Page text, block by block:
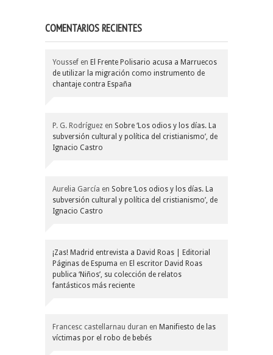
COMENTARIOS RECIENTES
Youssef en El Frente Polisario acusa a Marruecos
de utilizar la migración como instrumento de
chantaje contra España
P. G. Rodríguez en Sobre ‘Los odios y los días. La
subversión cultural y política del cristianismo’, de
Ignacio Castro
Aurelia García en Sobre ‘Los odios y los días. La
subversión cultural y política del cristianismo’, de
Ignacio Castro
¡Zas! Madrid entrevista a David Roas | Editorial
Páginas de Espuma en El escritor David Roas
publica ‘Niños’, su colección de relatos
fantásticos más reciente
Francesc castellarnau duran en Manifiesto de las
víctimas por el robo de bebés